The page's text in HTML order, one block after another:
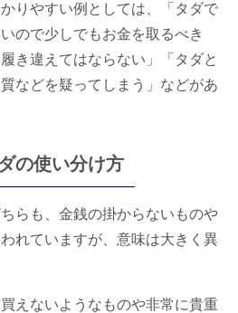
りやすい例としては、「タダで
ので少しでもお金を取るべき
き違えてはならない」「タダと
などを疑ってしまう」などがあ
の使い分け方
らも、金銭の掛からないものや
れていますが、意味は大きく異
えないようなものや非常に貴重